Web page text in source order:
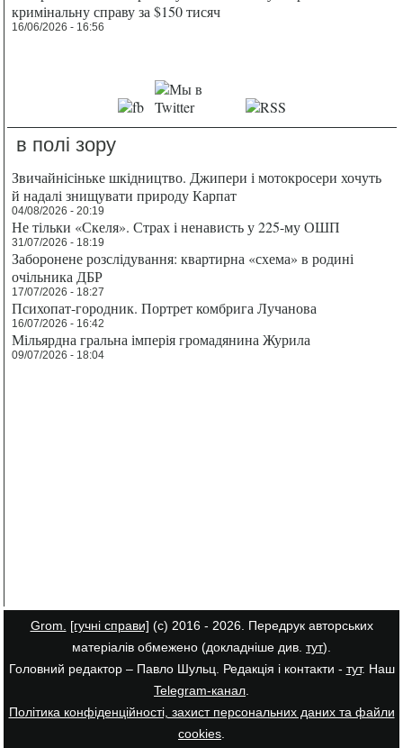
кримінальну справу за $150 тисяч
16/06/2026 - 16:56
в полі зору
Звичайнісіньке шкідництво. Джипери і мотокросери хочуть
й надалі знищувати природу Карпат
04/08/2026 - 20:19
Не тільки «Скеля». Страх і ненависть у 225-му ОШП
31/07/2026 - 18:19
Заборонене розслідування: квартирна «схема» в родині
очільника ДБР
17/07/2026 - 18:27
Психопат-городник. Портрет комбрига Лучанова
16/07/2026 - 16:42
Мільярдна гральна імперія громадянина Журила
09/07/2026 - 18:04
Grom. [гучні справи] (с) 2016 - 2026. Передрук авторських
матеріалів обмежено (докладніше див. тут).
Головний редактор – Павло Шульц. Редакція і контакти - тут. Наш
Telegram-канал.
Політика конфіденційності, захист персональних даних та файли
cookies.